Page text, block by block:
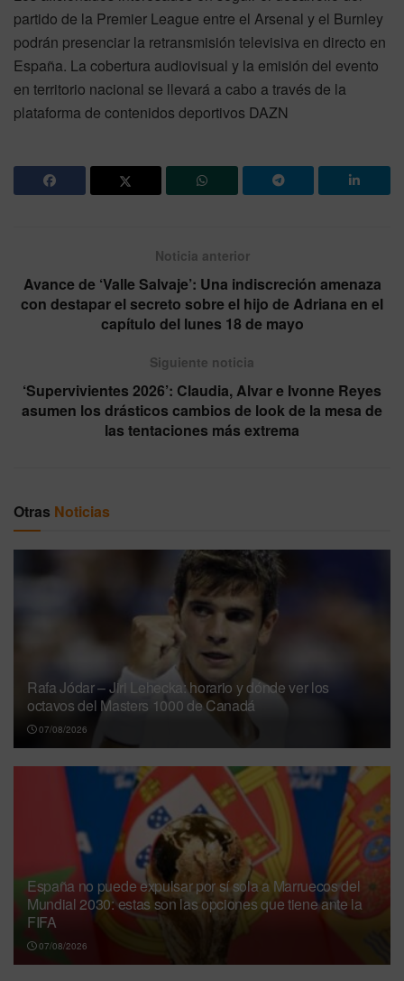
partido de la Premier League entre el Arsenal y el Burnley
podrán presenciar la retransmisión televisiva en directo en
España. La cobertura audiovisual y la emisión del evento
en territorio nacional se llevará a cabo a través de la
plataforma de contenidos deportivos DAZN
Noticia anterior
Avance de ‘Valle Salvaje’: Una indiscreción amenaza
con destapar el secreto sobre el hijo de Adriana en el
capítulo del lunes 18 de mayo
Siguiente noticia
‘Supervivientes 2026’: Claudia, Alvar e Ivonne Reyes
asumen los drásticos cambios de look de la mesa de
las tentaciones más extrema
Otras Noticias
Rafa Jódar – Jiri Lehecka: horario y dónde ver los
octavos del Masters 1000 de Canadá
07/08/2026
España no puede expulsar por sí sola a Marruecos del
Mundial 2030: estas son las opciones que tiene ante la
FIFA
07/08/2026